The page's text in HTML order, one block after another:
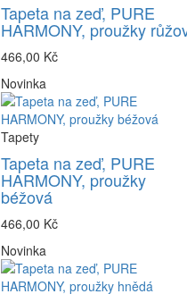
Tapeta na zeď, PURE
HARMONY, proužky
466,00 Kč
Novinka
Tapety
Tapeta na zeď, PURE
HARMONY, proužky
béžová
466,00 Kč
Novinka